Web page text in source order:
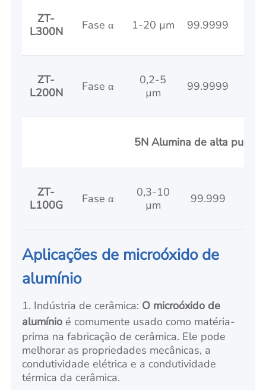
ZT-
L300N
Fase α 1-20 µm 99.9999
ZT-
L200N
Fase α
0,2-5
µm
99.9999
5N Alumina de alta pureza
ZT-
L100G
Fase α
0,3-10
µm
99.999
Aplicações de microóxido de
alumínio
1. Indústria de cerâmica: O microóxido de
alumínio é comumente usado como matéria-
prima na fabricação de cerâmica. Ele pode
melhorar as propriedades mecânicas, a
condutividade elétrica e a condutividade
térmica da cerâmica.